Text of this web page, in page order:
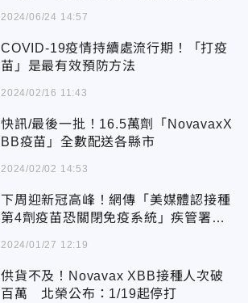
2024/06/24 14:57
COVID-19疫情持續處流行期！「打疫
苗」是最有效預防方法
2024/02/16 11:43
快訊/最後一批！16.5萬劑「NovavaxX
BB疫苗」全數配送各縣市
2024/02/02 14:53
下周迎新冠高峰！網傳「美媒體認接種
第4劑疫苗恐關閉免疫系統」疾管署回
2024/01/27 12:19
供貨不及！Novavax XBB接種人次破
百萬 北榮公布：1/19起停打